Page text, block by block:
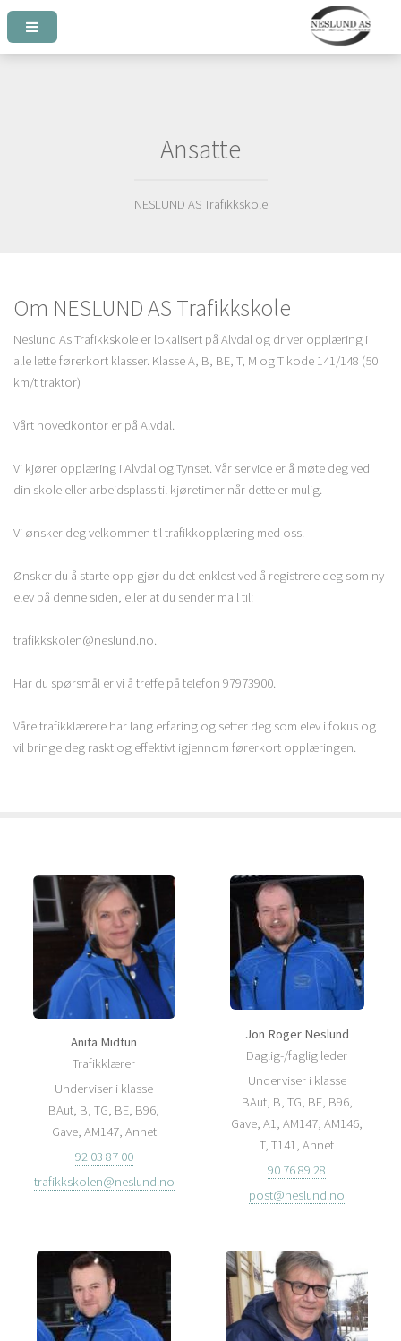
Ansatte
NESLUND AS Trafikkskole
Om NESLUND AS Trafikkskole
Neslund As Trafikkskole er lokalisert på Alvdal og driver opplæring i
alle lette førerkort klasser. Klasse A, B, BE, T, M og T kode 141/148 (50
km/t traktor)
Vårt hovedkontor er på Alvdal.
Vi kjører opplæring i Alvdal og Tynset. Vår service er å møte deg ved
din skole eller arbeidsplass til kjøretimer når dette er mulig.
Vi ønsker deg velkommen til trafikkopplæring med oss.
Ønsker du å starte opp gjør du det enklest ved å registrere deg som ny
elev på denne siden, eller at du sender mail til:
trafikkskolen@neslund.no.
Har du spørsmål er vi å treffe på telefon 97973900.
Våre trafikklærere har lang erfaring og setter deg som elev i fokus og
vil bringe deg raskt og effektivt igjennom førerkort opplæringen.
Anita Midtun
Trafikklærer
Underviser i klasse
BAut, B, TG, BE, B96,
Gave, AM147, Annet
92 03 87 00
trafikkskolen@neslund.no
Jon Roger Neslund
Daglig-/faglig leder
Underviser i klasse
BAut, B, TG, BE, B96,
Gave, A1, AM147, AM146,
T, T141, Annet
90 76 89 28
post@neslund.no